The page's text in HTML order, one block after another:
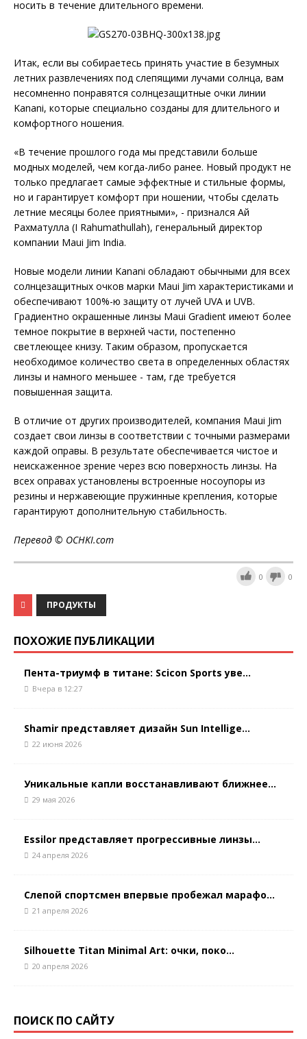
носить в течение длительного времени.
Итак, если вы собираетесь принять участие в безумных
летних развлечениях под слепящими лучами солнца, вам
несомненно понравятся солнцезащитные очки линии
Kanani, которые специально созданы для длительного и
комфортного ношения.
«В течение прошлого года мы представили больше
модных моделей, чем когда-либо ранее. Новый продукт не
только предлагает самые эффектные и стильные формы,
но и гарантирует комфорт при ношении, чтобы сделать
летние месяцы более приятными», - признался Ай
Рахматулла (I Rahumathullah), генеральный директор
компании Maui Jim India.
Новые модели линии Kanani обладают обычными для всех
солнцезащитных очков марки Maui Jim характеристиками и
обеспечивают 100%-ю защиту от лучей UVA и UVB.
Градиентно окрашенные линзы Maui Gradient имеют более
темное покрытие в верхней части, постепенно
светлеющее книзу. Таким образом, пропускается
необходимое количество света в определенных областях
линзы и намного меньшее - там, где требуется
повышенная защита.
В отличие от других производителей, компания Maui Jim
создает свои линзы в соответствии с точными размерами
каждой оправы. В результате обеспечивается чистое и
неискаженное зрение через всю поверхность линзы. На
всех оправах установлены встроенные носоупоры из
резины и нержавеющие пружинные крепления, которые
гарантируют дополнительную стабильность.
Перевод © OCHKI.com
0 0
ПРОДУКТЫ
ПОХОЖИЕ ПУБЛИКАЦИИ
Пента-триумф в титане: Scicon Sports уве...
Вчера в 12:27
Shamir представляет дизайн Sun Intellige...
22 июня 2026
Уникальные капли восстанавливают ближнее...
29 мая 2026
Essilor представляет прогрессивные линзы...
24 апреля 2026
Слепой спортсмен впервые пробежал марафо...
21 апреля 2026
Silhouette Titan Minimal Art: очки, поко...
20 апреля 2026
ПОИСК ПО САЙТУ